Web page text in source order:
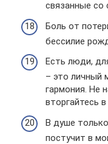
связанные со
Боль от
бессилие
Есть люди,
– это личный
гармония. Не
вторгайтесь
В душе
постучит в